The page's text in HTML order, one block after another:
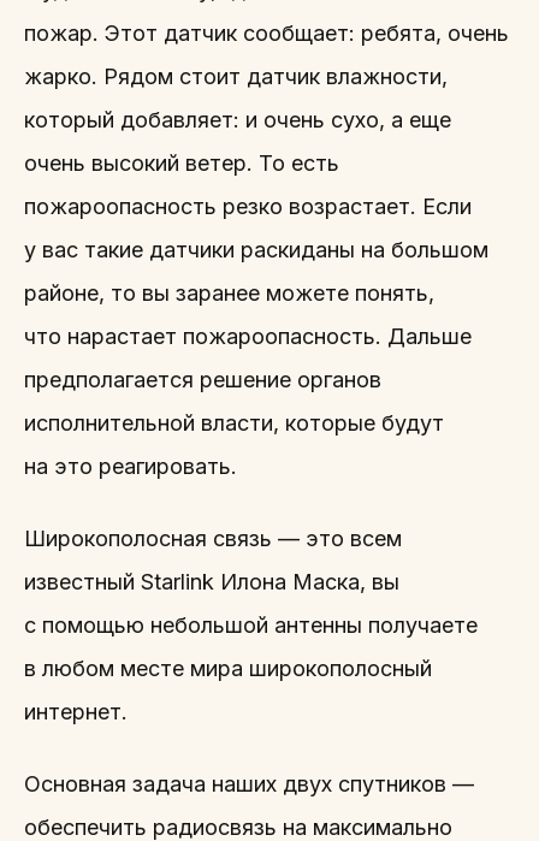
пожар. Этот датчик сообщает: ребята, очень
жарко. Рядом стоит датчик влажности,
который добавляет: и очень сухо, а еще
очень высокий ветер. То есть
пожароопасность резко возрастает. Если
у вас такие датчики раскиданы на большом
районе, то вы заранее можете понять,
что нарастает пожароопасность. Дальше
предполагается решение органов
исполнительной власти, которые будут
на это реагировать.
Широкополосная связь — это всем
известный Starlink Илона Маска, вы
с помощью небольшой антенны получаете
в любом месте мира широкополосный
интернет.
Основная задача наших двух спутников —
обеспечить радиосвязь на максимально